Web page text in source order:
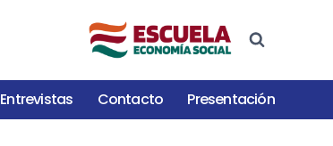
Entrevistas Contacto Presentación